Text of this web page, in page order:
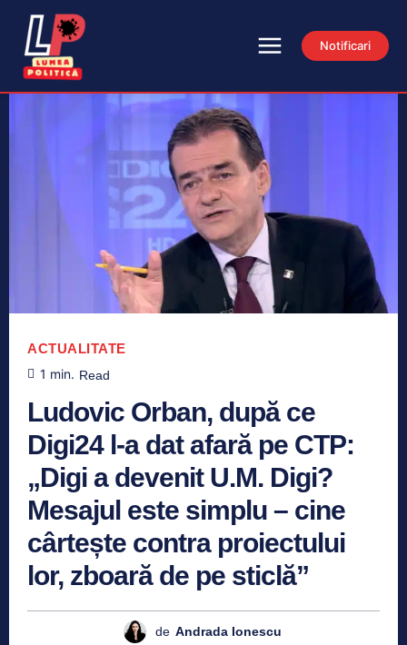
Notificari
ACTUALITATE
1 min. Read
Ludovic Orban, după ce
Digi24 l-a dat afară pe CTP:
„Digi a devenit U.M. Digi?
Mesajul este simplu – cine
cârtește contra proiectului
lor, zboară de pe sticlă”
de Andrada Ionescu